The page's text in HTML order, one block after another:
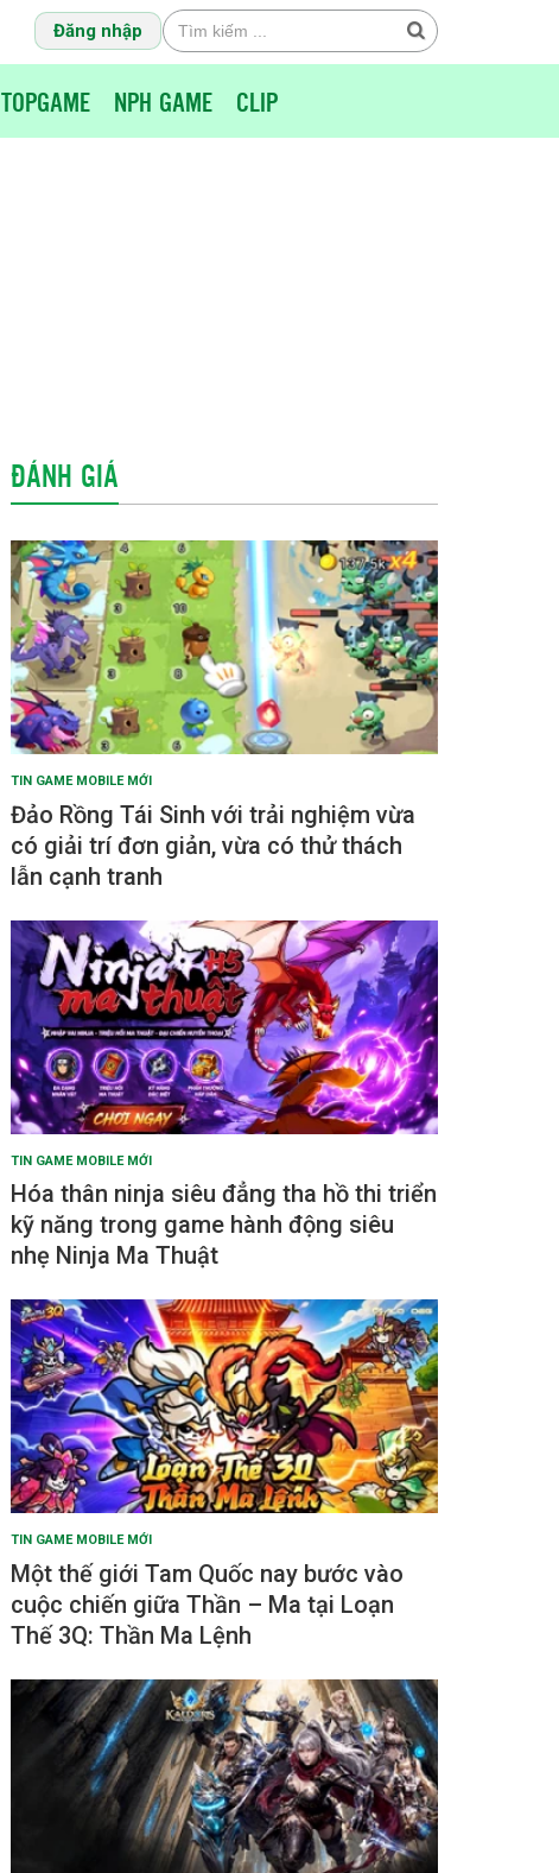
Đăng nhập
TOPGAME NPH GAME CLIP
ĐÁNH GIÁ
TIN GAME MOBILE MỚI
Đảo Rồng Tái Sinh với trải nghiệm vừa
có giải trí đơn giản, vừa có thử thách
lẫn cạnh tranh
TIN GAME MOBILE MỚI
Hóa thân ninja siêu đẳng tha hồ thi triển
kỹ năng trong game hành động siêu
nhẹ Ninja Ma Thuật
TIN GAME MOBILE MỚI
Một thế giới Tam Quốc nay bước vào
cuộc chiến giữa Thần – Ma tại Loạn
Thế 3Q: Thần Ma Lệnh